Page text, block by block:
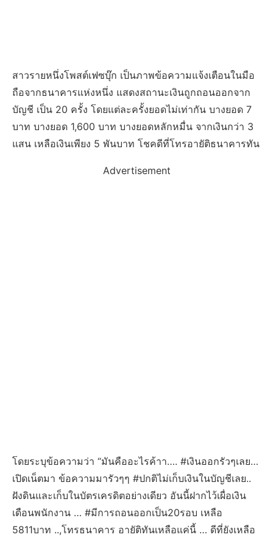
สาวรายหนึ่งโพสต์เฟซบุ๊ก เป็นภาพข้อความแจ้งเตือนในมือ
ถือจากธนาคารแห่งหนึ่ง แสดงสถานะเงินถูกถอนออกจาก
บัญชี เป็น 20 ครั้ง โดยแต่ละครั้งยอดไม่เท่ากัน บางยอด 7
บาท บางยอด 1,600 บาท บางยอดหลักหมื่น จากเงินกว่า 3
แสน เหลือเงินเพียง 5 พันบาท โชคดีที่โทรอายัติธนาคารทัน
Advertisement
โดยระบุข้อความว่า “มันคืออะไรค้าา…. #เงินออกรัวๆเลย…
เปิดเน็ตมา ข้อความมารัวๆๆ #ปกติไม่เก็บเงินในบัญชีเลย..
ฝังดินและเก็บในบัตรเครดิตอย่างเดียว อันนี้ฝากไว้เผื่อเงิน
เดือนพนักงาน … #มีการถอนออกเป็น20รอบ เหลือ
5811บาท ..,โทรธนาคาร อายัติทันเหลือแค่นี้ … ดีที่ยังเหลือ